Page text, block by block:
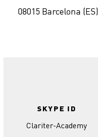
08015 Barcelona (ES)
SKYPE ID
Clariter-Academy